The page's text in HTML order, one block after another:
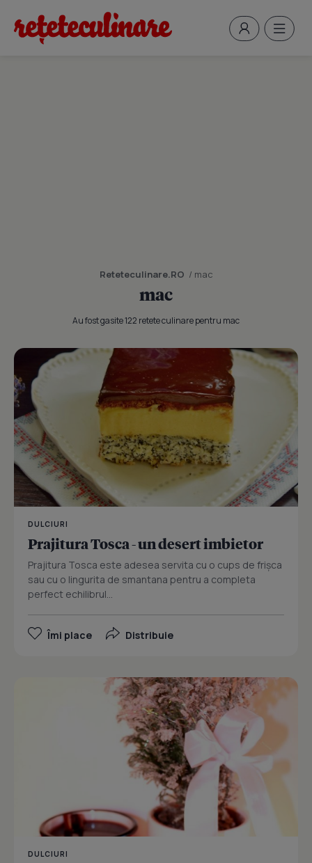
Reteteculinare.RO / mac
mac
Au fost gasite 122 retete culinare pentru mac
DULCIURI
Prajitura Tosca - un desert imbietor
Prajitura Tosca este adesea servita cu o cups de frișca
sau cu o lingurita de smantana pentru a completa
perfect echilibrul...
Îmi place Distribuie
DULCIURI